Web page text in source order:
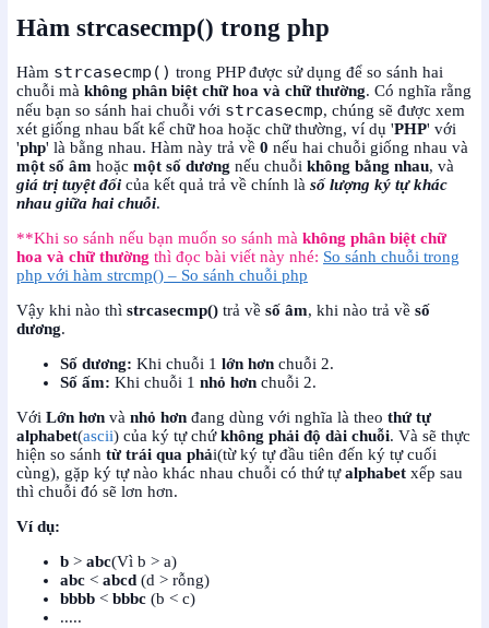
Hàm strcasecmp() trong php
Hàm strcasecmp() trong PHP được sử dụng để so sánh hai
chuỗi mà không phân biệt chữ hoa và chữ thường. Có nghĩa rằng
nếu bạn so sánh hai chuỗi với strcasecmp, chúng sẽ được xem
xét giống nhau bất kể chữ hoa hoặc chữ thường, ví dụ 'PHP' với
'php' là bằng nhau. Hàm này trả về 0 nếu hai chuỗi giống nhau và
một số âm hoặc một số dương nếu chuỗi không bằng nhau, và
giá trị tuyệt đối của kết quả trả về chính là số lượng ký tự khác
nhau giữa hai chuỗi.
**Khi so sánh nếu bạn muốn so sánh mà không phân biệt chữ
hoa và chữ thường thì đọc bài viết này nhé: So sánh chuỗi trong
php với hàm strcmp() – So sánh chuỗi php
Vậy khi nào thì strcasecmp() trả về số âm, khi nào trả về số
dương.
Số dương: Khi chuỗi 1 lớn hơn chuỗi 2.
Số ấm: Khi chuỗi 1 nhỏ hơn chuỗi 2.
Với Lớn hơn và nhỏ hơn đang dùng với nghĩa là theo thứ tự
alphabet(ascii) của ký tự chứkhông phải độ dài chuỗi. Và sẽ thực
hiện so sánh từ trái qua phải(từ ký tự đầu tiên đến ký tự cuối
cùng), gặp ký tự nào khác nhau chuỗi có thứ tựalphabet xếp sau
thì chuỗi đó sẽ lơn hơn.
Ví dụ:
b > abc(Vì b > a)
abc < abcd (d > rỗng)
bbbb < bbbc (b < c)
.....